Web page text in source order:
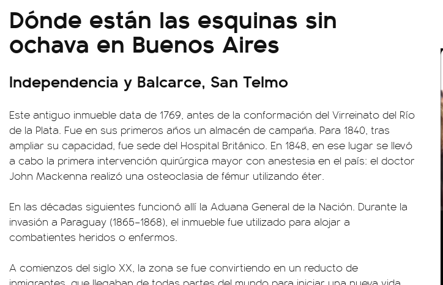
Dónde están las esquinas sin
ochava en Buenos Aires
Independencia y Balcarce, San Telmo
Este antiguo inmueble data de 1769, antes de la conformación del Virreinato del Río
de la Plata. Fue en sus primeros años un almacén de campaña. Para 1840, tras
ampliar su capacidad, fue sede del Hospital Británico. En 1848, en ese lugar se llevó
a cabo la primera intervención quirúrgica mayor con anestesia en el país: el doctor
John Mackenna realizó una osteoclasia de fémur utilizando éter.
En las décadas siguientes funcionó allí la Aduana General de la Nación. Durante la
invasión a Paraguay (1865–1868), el inmueble fue utilizado para alojar a
combatientes heridos o enfermos.
A comienzos del siglo XX, la zona se fue convirtiendo en un reducto de